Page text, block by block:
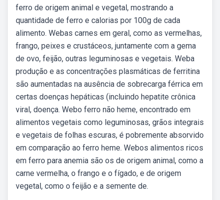
ferro de origem animal e vegetal, mostrando a
quantidade de ferro e calorias por 100g de cada
alimento. Webas carnes em geral, como as vermelhas,
frango, peixes e crustáceos, juntamente com a gema
de ovo, feijão, outras leguminosas e vegetais. Weba
produção e as concentrações plasmáticas de ferritina
são aumentadas na ausência de sobrecarga férrica em
certas doenças hepáticas (incluindo hepatite crônica
viral, doença. Webo ferro não heme, encontrado em
alimentos vegetais como leguminosas, grãos integrais
e vegetais de folhas escuras, é pobremente absorvido
em comparação ao ferro heme. Webos alimentos ricos
em ferro para anemia são os de origem animal, como a
carne vermelha, o frango e o fígado, e de origem
vegetal, como o feijão e a semente de.